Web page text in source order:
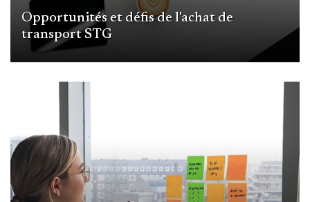
Opportunités et défis de l'achat de
transport STG